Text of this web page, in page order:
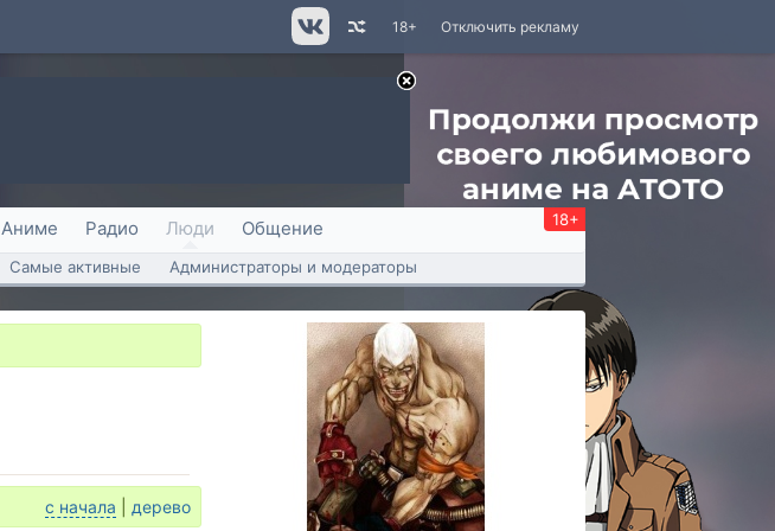
Отключить рекламу
18+
Аниме Радио Люди Общение 18+
Самые активные Администраторы и модераторы
с начала дерево